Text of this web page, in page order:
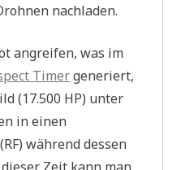
nachladen.
angreifen, was im
Timergeneriert,
(17.500 HP) unter
in einen
während dessen